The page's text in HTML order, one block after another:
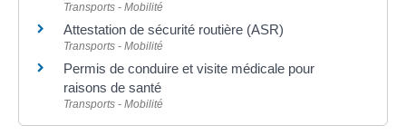
Transports - Mobilité
Attestation de sécurité routière (ASR)
Transports - Mobilité
Permis de conduire et visite médicale pour
raisons de santé
Transports - Mobilité